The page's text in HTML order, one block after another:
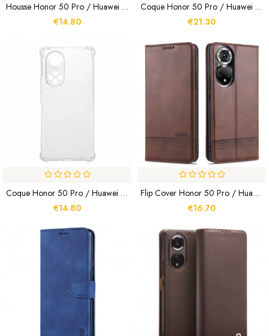
Housse Honor 50 Pro / Huawei Nova 9 Pro Effet Cuir Vintage KHAZNEH
€14.80
Coque Honor 50 Pro / Huawei Nova 9 Pro Texturée Nillkin
€21.30
Coque Honor 50 Pro / Huawei Nova 9 Pro Coins Renforcés
€14.80
Flip Cover Honor 50 Pro / Huawei Nova 9 Pro Style Cuir AZNS
€16.70